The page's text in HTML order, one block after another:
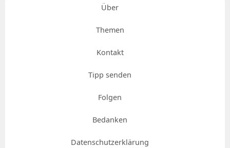
Über
Themen
Kontakt
Tipp senden
Folgen
Bedanken
Datenschutzerklärung